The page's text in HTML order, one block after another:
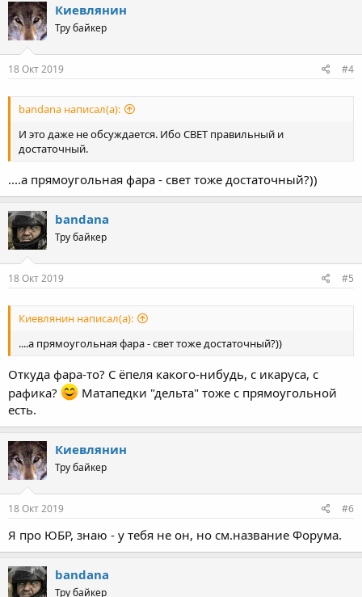
Киевлянин
Тру байкер
18 Окт 2019 #4
bandana написал(а):
И это даже не обсуждается. Ибо СВЕТ правильный и
достаточный.
....а прямоугольная фара - свет тоже достаточный?))
bandana
Тру байкер
18 Окт 2019 #5
Киевлянин написал(а):
....а прямоугольная фара - свет тоже достаточный?))
Откуда фара-то? С ёпеля какого-нибудь, с икаруса, с
рафика?
Матапедки "дельта" тоже с прямоугольной
есть.
Киевлянин
Тру байкер
18 Окт 2019 #6
Я про ЮБР, знаю - у тебя не он, но см.название Форума.
bandana
Тру байкер